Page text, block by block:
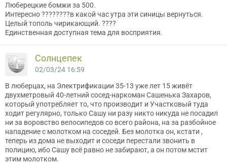
Люберецкие бомжи за 500.
Интересно ????????в какой час утра эти синицы вернуться.
Целый тополь чирикающий. ????
Единственная доступная тема для восприятия.
Солнцепек
02/03/24 16:59
В люберцах, на Электрификации 35-13 уже лет 15 живёт
двухметровый 40-летний сосед-наркоман Сашенька Захаров,
который употребляет то, что производит и Участковый туда
ходит регулярно, только Сашу ни разу никто никуда не посадил
ни за воровство велосипедов со всего района, на за разбойное
нападение с молотком на соседей. Без молотка он, кстати ,
теперь из дома не выходит и соседи перестали звонить в
полицию, ибо Сашу всё равно не забирают, а он потом мстит
этим молотком.